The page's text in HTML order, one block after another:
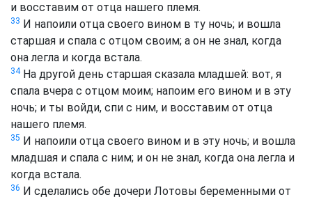
и восставим от отца нашего племя.
33 И напоили отца своего вином в ту ночь; и вошла
старшая и спала с отцом своим; а он не знал, когда
она легла и когда встала.
34На другой день старшая сказала младшей: вот, я
спала вчера с отцом моим; напоим его вином и в эту
ночь; и ты войди, спи с ним, и восставим от отца
нашего племя.
35 И напоили отца своего вином и в эту ночь; и вошла
младшая и спала с ним; и он не знал, когда она легла и
когда встала.
36 И сделались обе дочери Лотовы беременными от